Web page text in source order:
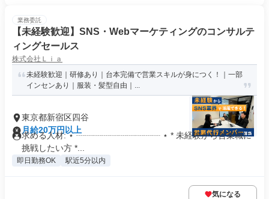
業務委託
【未経験歓迎】SNS・Webマーケティングのコンサルテ
ィングセールス
株式会社Ｌｉａ
未経験歓迎｜研修あり｜台本完備で営業スキルが身につく！｜一部
インセンあり｜服装・髪型自由｜...
東京都新宿区四谷
月給20万円以上
求める人材: ⋆ ┈┈┈┈┈┈┈┈┈┈ ⋆ * 未経験から営業職に
挑戦したい方 *...
即日勤務OK 駅近5分以内
気になる